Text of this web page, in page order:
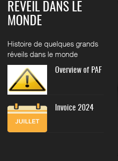
REVEIL DANS LE
MONDE
Histoire de quelques grands
réveils dans le monde
Overview of PAF
Invoice 2024